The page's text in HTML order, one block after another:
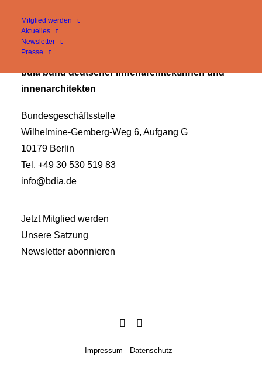
Mitglied werden
Aktuelles
Newsletter
Presse
bdia bund deutscher innenarchitektinnen und
innenarchitekten
Bundesgeschäftsstelle
Wilhelmine-Gemberg-Weg 6, Aufgang G
10179 Berlin
Tel. +49 30 530 519 83
info@bdia.de
Jetzt Mitglied werden
Unsere Satzung
Newsletter abonnieren
Impressum Datenschutz